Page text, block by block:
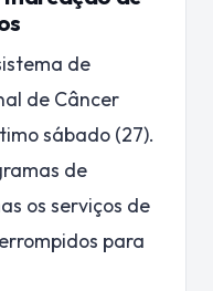
de
de Câncer
sábado (27).
de
os serviços de
para